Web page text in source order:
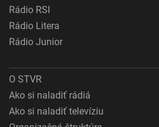
Rádio RSI
Rádio Litera
Rádio Junior
O STVR
Ako si naladiť rádiá
Ako si naladiť televíziu